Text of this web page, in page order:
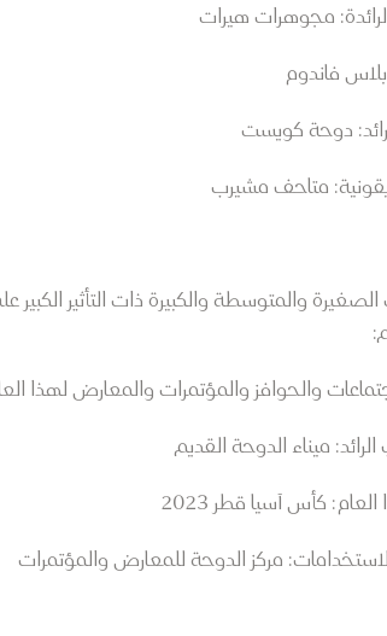
مجوهرات هيرات
فاندوم
دوحة كويست
متاحف مشيرب
الصغيرة والمتوسطة والكبيرة ذات التأثير
والحوافز والمؤتمرات والمعارض لهذا
ميناء الدوحة القديم
كأس آسيا قطر 2023
مركز الدوحة للمعارض والمؤتمرات